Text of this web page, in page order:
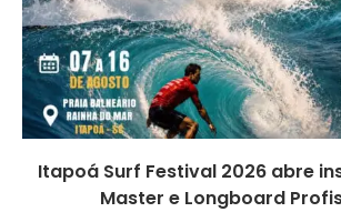
Itapoá Surf Festival 2026 abre
Master e Longboard